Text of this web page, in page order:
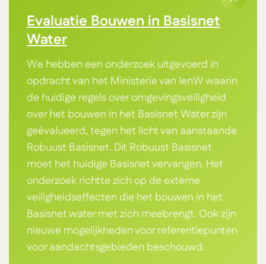
Evaluatie Bouwen in Basisnet
Water
We hebben een onderzoek uitgevoerd in
opdracht van het Ministerie van IenW waarin
de huidige regels over omgevingsveiligheid
over het bouwen in het Basisnet Water zijn
geëvalueerd, tegen het licht van aanstaande
Robuust Basisnet. Dit Robuust Basisnet
moet het huidige Basisnet vervangen. Het
onderzoek richtte zich op de externe
veiligheidseffecten die het bouwen in het
Basisnet water met zich meebrengt. Ook zijn
nieuwe mogelijkheden voor referentiepunten
voor aandachtsgebieden beschouwd.